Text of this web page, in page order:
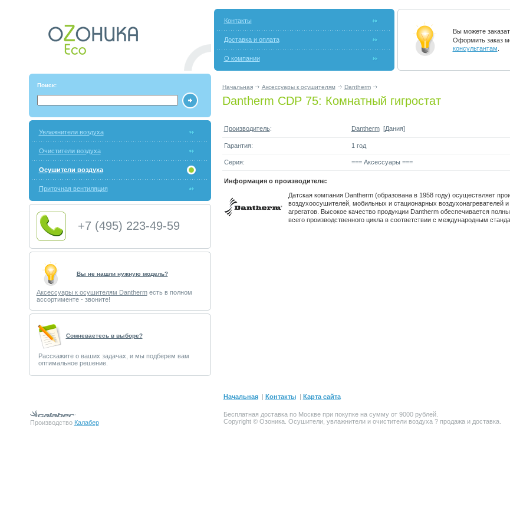
Контакты
Доставка и оплата
О компании
Вы можете
Оформить заказ
консультантам
Поиск: Начальная Аксессуары к осушителям Dantherm
Dantherm CDP 75: Комнатный гигростат
Увлажнители воздуха
Очистители воздуха
Осушители воздуха
Приточная вентиляция
+7 (495) 223-49-59
Вы не нашли нужную модель?
Аксессуары к осушителям Danthermесть в полном
ассортименте - звоните!
Cомневаетесь в выборе?
Расскажите о ваших задачах, и мы подберем вам
оптимальное решение.
Производитель: Dantherm[Дания]
Гарантия: 1 год
Серия: === Аксессуары ===
Информация о производителе:
Датская компания Dantherm (образована в 1958 году) осуществляет
воздухоосушителей, мобильных и стационарных воздухонагревателей
агрегатов. Высокое качество продукции Dantherm обеспечивается
всего производственного цикла в соответствии с международным
Начальная| Контакты| Карта сайта
Производство Калабер
Бесплатная доставка по Москве при покупке на сумму от 9000 рублей.
Copyright © Озоника. Осушители, увлажнители и очистители воздуха? продажа и доставка.